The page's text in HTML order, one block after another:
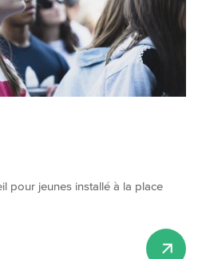
pour jeunes installé à la place